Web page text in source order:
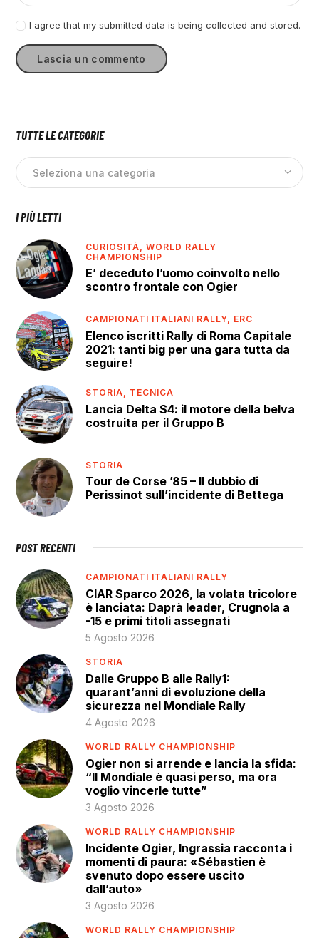
I agree that my submitted data is being collected and stored.
TUTTE LE CATEGORIE
I PIÙ LETTI
CURIOSITÀ,WORLD RALLY
CHAMPIONSHIP
E’ deceduto l’uomo coinvolto nello
scontro frontale con Ogier
CAMPIONATI ITALIANI RALLY, ERC
Elenco iscritti Rally di Roma Capitale
2021: tanti big per una gara tutta da
seguire!
STORIA, TECNICA
Lancia Delta S4: il motore della belva
costruita per il Gruppo B
STORIA
Tour de Corse ’85 – Il dubbio di
Perissinot sull’incidente di Bettega
POST RECENTI
CAMPIONATI ITALIANI RALLY
CIAR Sparco 2026, la volata tricolore
è lanciata: Daprà leader, Crugnola a
-15 e primi titoli assegnati
5 Agosto 2026
STORIA
Dalle Gruppo B alle Rally1:
quarant’anni di evoluzione della
sicurezza nel Mondiale Rally
4 Agosto 2026
WORLD RALLY CHAMPIONSHIP
Ogier non si arrende e lancia la sfida:
“Il Mondiale è quasi perso, ma ora
voglio vincerle tutte”
3 Agosto 2026
WORLD RALLY CHAMPIONSHIP
Incidente Ogier, Ingrassia racconta i
momenti di paura: «Sébastien è
svenuto dopo essere uscito
dall’auto»
3 Agosto 2026
WORLD RALLY CHAMPIONSHIP